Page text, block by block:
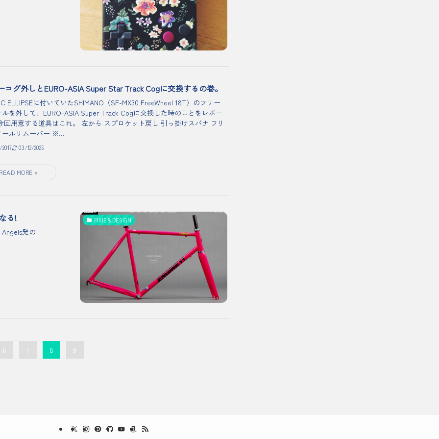
コグ外しとEURO-ASIA Super Star Track Cogに交換するの巻。
ELLIPSEに付いていたSHIMANO（SF-MX30 FreeWheel 18T）のフリー
ルを外して、EURO-ASIA Super Track Cogに交換した時のことをレポー
回用意する道具はこれ。 左から スプロケット戻し 引っ掛けスパナ フリ
ールリムーバー ※...
2017 03/12/2025
FIXIE＆DESIGN
る!
発の
6 7 8 9